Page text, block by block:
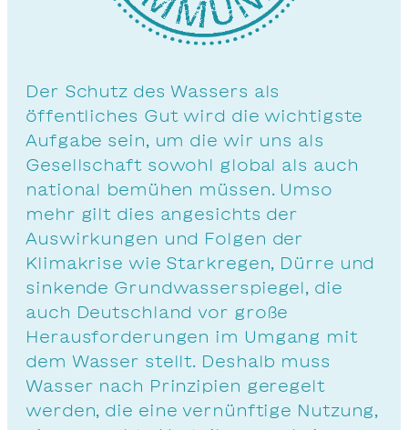
Der Schutz des Wassers als
öffentliches Gut wird die wichtigste
Aufgabe sein, um die wir uns als
Gesellschaft sowohl global als auch
national bemühen müssen. Umso
mehr gilt dies angesichts der
Auswirkungen und Folgen der
Klimakrise wie Starkregen, Dürre und
sinkende Grundwasserspiegel, die
auch Deutschland vor große
Herausforderungen im Umgang mit
dem Wasser stellt. Deshalb muss
Wasser nach Prinzipien geregelt
werden, die eine vernünftige Nutzung,